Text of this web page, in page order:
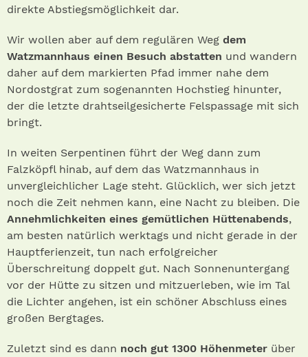
direkte Abstiegsmöglichkeit dar.
Wir wollen aber auf dem regulären Weg dem
Watzmannhaus einen Besuch abstatten und wandern
daher auf dem markierten Pfad immer nahe dem
Nordostgrat zum sogenannten Hochstieg hinunter,
der die letzte drahtseilgesicherte Felspassage mit sich
bringt.
In weiten Serpentinen führt der Weg dann zum
Falzköpfl hinab, auf dem das Watzmannhaus in
unvergleichlicher Lage steht. Glücklich, wer sich jetzt
noch die Zeit nehmen kann, eine Nacht zu bleiben. Die
Annehmlichkeiten eines gemütlichen Hüttenabends,
am besten natürlich werktags und nicht gerade in der
Hauptferienzeit, tun nach erfolgreicher
Überschreitung doppelt gut. Nach Sonnenuntergang
vor der Hütte zu sitzen und mitzuerleben, wie im Tal
die Lichter angehen, ist ein schöner Abschluss eines
großen Bergtages.
Zuletzt sind es dann noch gut 1300 Höhenmeter über